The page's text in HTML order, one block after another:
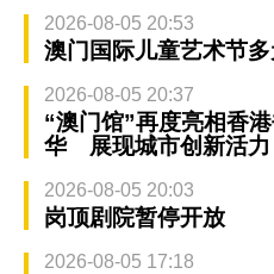
2026-08-05 20:53
澳门国际儿童艺术节
2026-08-05 20:37
“澳门馆”再度亮相香
华 展现城市创新活力
2026-08-05 20:03
岗顶剧院暂停开放
2026-08-05 17:18